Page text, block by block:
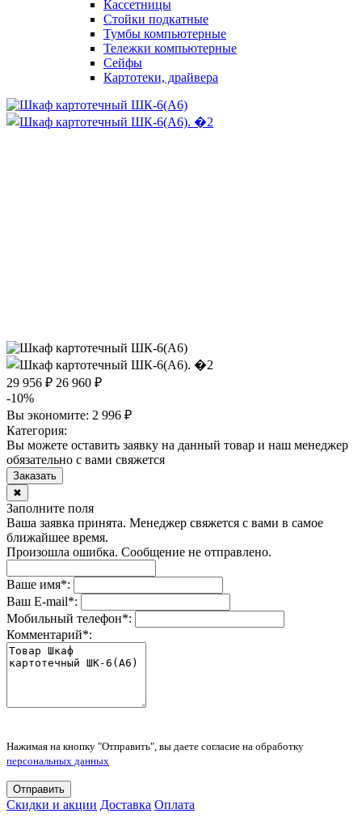
Кассетницы
Стойки подкатные
Тумбы компьютерные
Тележки компьютерные
Сейфы
Картотеки, драйвера
29 956 ₽ 26 960 ₽
-10%
Вы экономите: 2 996 ₽
Категория:
Вы можете оставить заявку на данный товар и наш менеджер
обязательно с вами свяжется
Заказать
✖
Заполните поля
Ваша заявка принята. Менеджер свяжется с вами в самое
ближайшее время.
Произошла ошибка. Сообщение не отправлено.
Ваше имя*:
Ваш E-mail*:
Мобильный телефон*:
Комментарий*:
Нажимая на кнопку "Отправить", вы даете согласие на обработку
персональных данных
Отправить
Скидки и акции Доставка Оплата